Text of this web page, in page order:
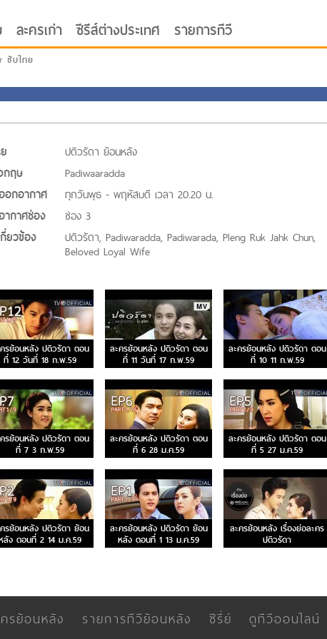
ละครเก่า ซีรีส์ต่างประเทศ รายการทีวี
ซับไทย
ปดิวรัดา ย้อนหลัง
กฤษ
Padiwaaradda
อกอากาศ
ทุกวันพุธ - พฤหัสบดี เวลา 20.20 น.
กาศช่อง
ช่อง 3
ยวข้อง
ปดิวรัดา, Padiwaradda, Padiwarada, Pleng Ruk Jahk Chun,
Beloved Loyal Wife
รย้อนหลัง ปดิวรัดา ตอน
ที่ 12 วันที่ 18 ก.พ.59
ละครย้อนหลัง ปดิวรัดา ตอน
ที่ 11 วันที่ 17 ก.พ.59
ละครย้อนหลัง ปดิวรัดา ตอน
ที่ 10 11 ก.พ.59
รย้อนหลัง ปดิวรัดา ตอน
ที่ 7 3 ก.พ.59
ละครย้อนหลัง ปดิวรัดา ตอน
ที่ 6 28 ม.ค.59
ละครย้อนหลัง ปดิวรัดา ตอน
ที่ 5 27 ม.ค.59
รย้อนหลัง ปดิวรัดา ย้อน
ลัง ตอนที่ 2 14 ม.ค.59
ละครย้อนหลัง ปดิวรัดา ย้อน
หลัง ตอนที่ 1 13 ม.ค.59
ละครย้อนหลัง เรื่องย่อละคร
ปดิวรัดา
รย้อนหลัง รายการทีวีย้อนหลัง ซีรี่ย์ ดูทีวีออนไลน์